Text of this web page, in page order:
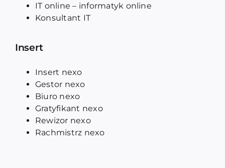
IT online – informatyk online
Konsultant IT
Insert
Insert nexo
Gestor nexo
Biuro nexo
Gratyfikant nexo
Rewizor nexo
Rachmistrz nexo